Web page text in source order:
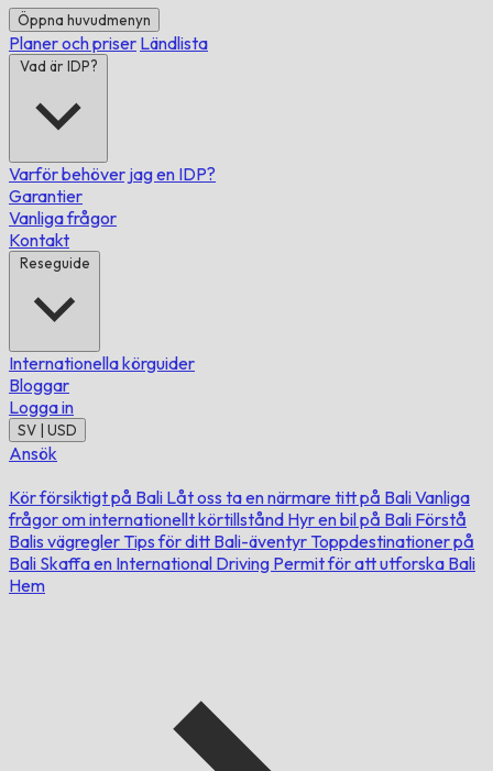
Öppna huvudmenyn
Planer och priser Ländlista
Vad är IDP?
Varför behöver jag en IDP?
Garantier
Vanliga frågor
Kontakt
Reseguide
Internationella körguider
Bloggar
Logga in
SV | USD
Ansök
Kör försiktigt på Bali Låt oss ta en närmare titt på BaliVanliga
frågor om internationellt körtillstånd Hyr en bil på Bali Förstå
Balis vägregler Tips för ditt Bali-äventyr Toppdestinationer på
Bali Skaffa en International Driving Permit för att utforska Bali
Hem